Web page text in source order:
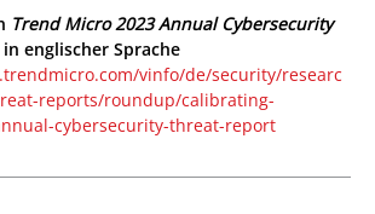
Trend Micro 2023 Annual Cybersecurity
englischer Sprache
vinfo/de/security/researc
reports/roundup/calibrating-
cybersecurity-threat-report